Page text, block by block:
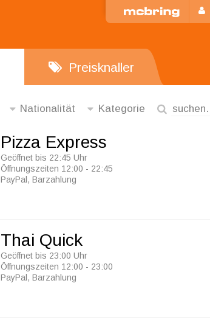
Preisknaller
Nationalität Kategorie
Pizza Express
Geöffnet bis 22:45 Uhr
Öffnungszeiten 12:00 - 22:45
PayPal, Barzahlung
Thai Quick
Geöffnet bis 23:00 Uhr
Öffnungszeiten 12:00 - 23:00
PayPal, Barzahlung